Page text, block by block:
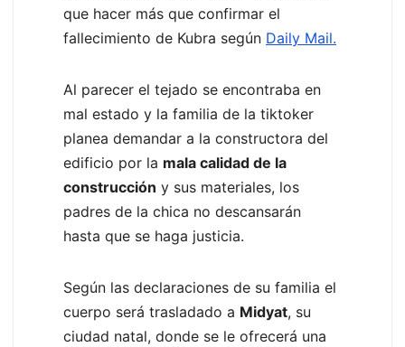
que hacer más que confirmar el
fallecimiento de Kubra según Daily Mail.
Al parecer el tejado se encontraba en
mal estado y la familia de la tiktoker
planea demandar a la constructora del
edificio por la mala calidad de la
construcción y sus materiales, los
padres de la chica no descansarán
hasta que se haga justicia.
Según las declaraciones de su familia el
cuerpo será trasladado a Midyat, su
ciudad natal, donde se le ofrecerá una